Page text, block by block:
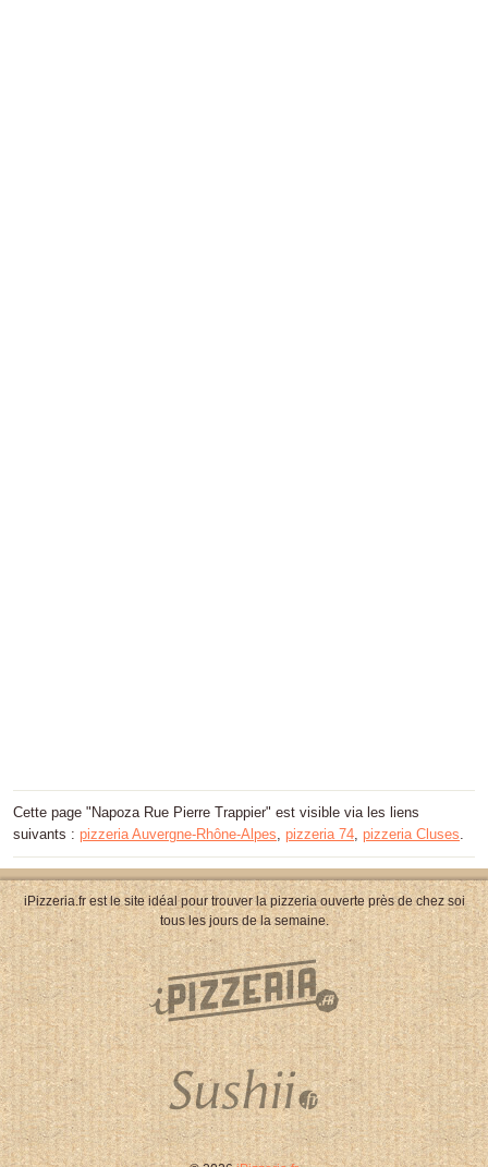
Cette page "Napoza Rue Pierre Trappier" est visible via les liens
suivants : pizzeria Auvergne-Rhône-Alpes pizzeria 74 pizzeria Cluses
iPizzeria.fr est le site idéal pour trouver la pizzeria ouverte près de chez soi
tous les jours de la semaine.